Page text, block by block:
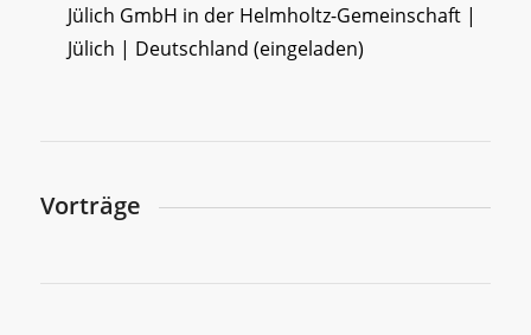
Jülich GmbH in der Helmholtz-Gemeinschaft |
Jülich | Deutschland (eingeladen)
Vorträge